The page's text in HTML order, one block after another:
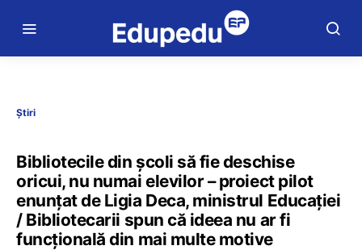
Știri
Bibliotecile din școli să fie deschise
oricui, nu numai elevilor – proiect pilot
enunțat de Ligia Deca, ministrul Educației
/ Bibliotecarii spun că ideea nu ar fi
funcțională din mai multe motive